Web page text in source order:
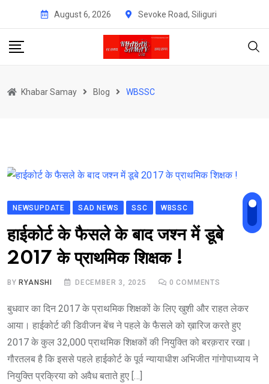
content
August 6, 2026 Sevoke Road, Siliguri
Khabar Samay Blog WBSSC
NEWSUPDATE SAD NEWS SSC WBSSC
हाईकोर्ट के फैसले के बाद जश्न में डूबे
2017 के प्राथमिक शिक्षक !
BYRYANSHI DECEMBER 3, 2025 0 COMMENTS
बुधवार का दिन 2017 के प्राथमिक शिक्षकों के लिए खुशी और राहत लेकर
आया। हाईकोर्ट की डिवीजन बेंच ने पहले के फैसले को ख़ारिज करते हुए
2017 के कुल 32,000 प्राथमिक शिक्षकों की नियुक्ति को बरक़रार रखा।
गौरतलब है कि इससे पहले हाईकोर्ट के पूर्व न्यायाधीश अभिजीत गांगोपाध्याय ने
नियुक्ति प्रक्रिया को अवैध बताते हुए […]